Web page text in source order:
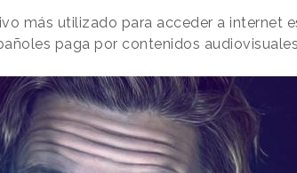
más utilizado para acceder a internet
paga por contenidos